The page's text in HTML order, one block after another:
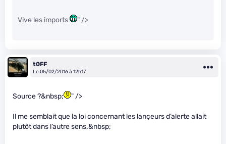
Vive les imports " />
t0FF
Le 05/02/2016 à 12h17
Source ?&nbsp; " />
Il me semblait que la loi concernant les lançeurs d’alerte allait
plutôt dans l’autre sens.&nbsp;